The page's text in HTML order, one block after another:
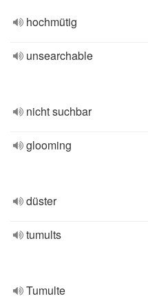
hochmütig
unsearchable
nicht suchbar
glooming
düster
tumults
Tumulte